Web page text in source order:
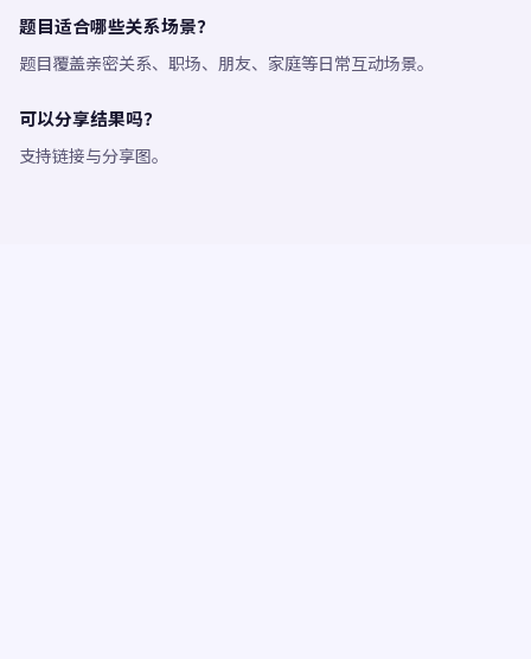
题目适合哪些关系场景？
题目覆盖亲密关系、职场、朋友、家庭等日常互动场景。
可以分享结果吗？
支持链接与分享图。